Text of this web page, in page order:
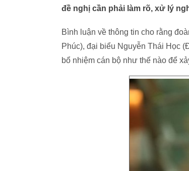
đề nghị cần phải làm rõ, xử lý
Bình luận về thông tin cho rằng
Phúc), đại biểu Nguyễn Thái Học
bổ nhiệm cán bộ như thế nào để